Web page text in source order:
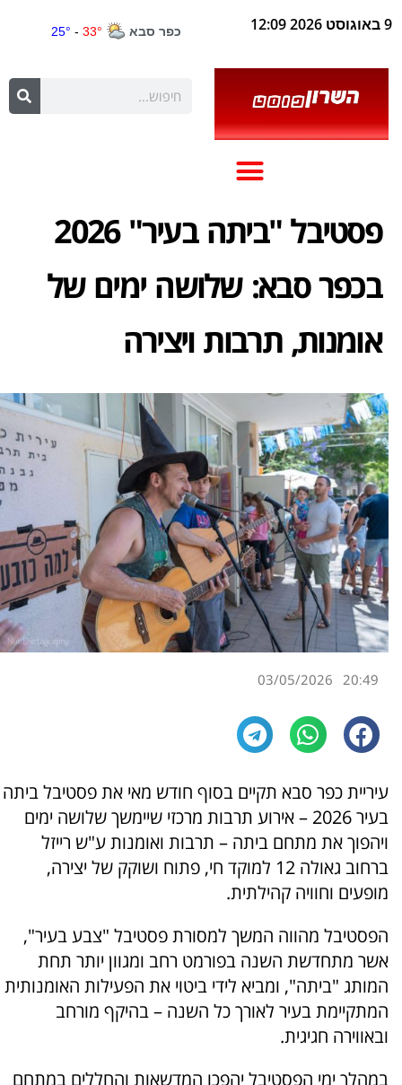
9 באוגוסט 2026 12:09
פסטיבל "ביתה בעיר" 2026
בכפר סבא: שלושה ימים של
אומנות, תרבות ויצירה
20:49
03/05/2026
עיריית כפר סבא תקיים בסוף חודש מאי את פסטיבל ביתה
בעיר 2026 – אירוע תרבות מרכזי שיימשך שלושה ימים
ויהפוך את מתחם ביתה – תרבות ואומנות ע"ש רייזל
ברחוב גאולה 12 למוקד חי, פתוח ושוקק של יצירה,
מופעים וחוויה קהילתית.
הפסטיבל מהווה המשך למסורת פסטיבל "צבע בעיר",
אשר מתחדשת השנה בפורמט רחב ומגוון יותר תחת
המותג "ביתה", ומביא לידי ביטוי את הפעילות האומנותית
המתקיימת בעיר לאורך כל השנה – בהיקף מורחב
ובאווירה חגיגית.
במהלך ימי הפסטיבל יהפכו המדשאות והחללים במתחם